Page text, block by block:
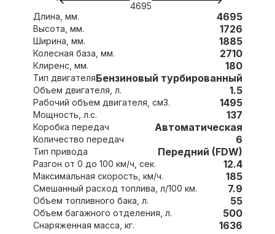
4695
Длина, мм. 4695
Высота, мм. 1726
Ширина, мм. 1885
Колесная база, мм. 2710
Клиренс, мм. 180
Тип двигателяБензиновый турбированный
Объем двигателя, л. 1.5
Рабочий объем двигателя, см3. 1495
Мощность, л.с. 137
Коробка передач Автоматическая
Количество передач 6
Тип привода Передний (FDW)
Разгон от 0 до 100 км/ч, сек. 12.4
Максимальная скорость, км/ч. 185
Смешанный расход топлива, л/100 км. 7.9
Объем топливного бака, л. 55
Объем багажного отделения, л. 500
Снаряженная масса, кг. 1636